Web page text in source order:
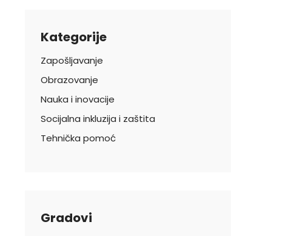
Kategorije
Zapošljavanje
Obrazovanje
Nauka i inovacije
Socijalna inkluzija i zaštita
Tehnička pomoć
Gradovi